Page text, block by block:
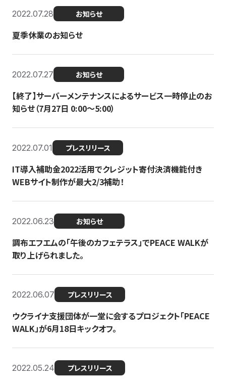
2022.07.28 お知らせ
夏季休業のお知らせ
2022.07.27 お知らせ
【終了】サーバーメンテナンスによるサービス一時停止のお
知らせ（7月27日 0:00〜5:00）
2022.07.01 プレスリリース
IT導入補助金2022活用でクレジット寄付決済機能付き
WEBサイト制作が最大2/3補助！
2022.06.23 お知らせ
調布エフエムの「午後のカフェテラス」でPEACE WALKが
取り上げられました。
2022.06.07 プレスリリース
ウクライナ支援団体が一堂に会するプロジェクト「PEACE
WALK」が6月18日キックオフ。
2022.05.24 プレスリリース